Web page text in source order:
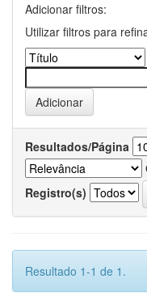
Adicionar filtros:
Utilizar filtros para
Resultados/Página
Registro(s)
Resultado 1-1 de 1.